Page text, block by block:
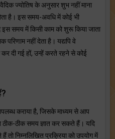
ज्योतिष के अनुसार शुभ नहीं माना
है। इस समय-अवधि में कोई भी
इस समय में किसी काम को शुरू किया जाता
परिणाम नहीं देता है। यद्यपि वे
कर दी गई हों, उन्हें करते रहने से कोई
कराया है, जिसके माध्यम से आप
ठीक-ठीक समय ज्ञात कर सकते हैं। यदि
तो निम्नलिखित प्रक्रिया को उपयोग में